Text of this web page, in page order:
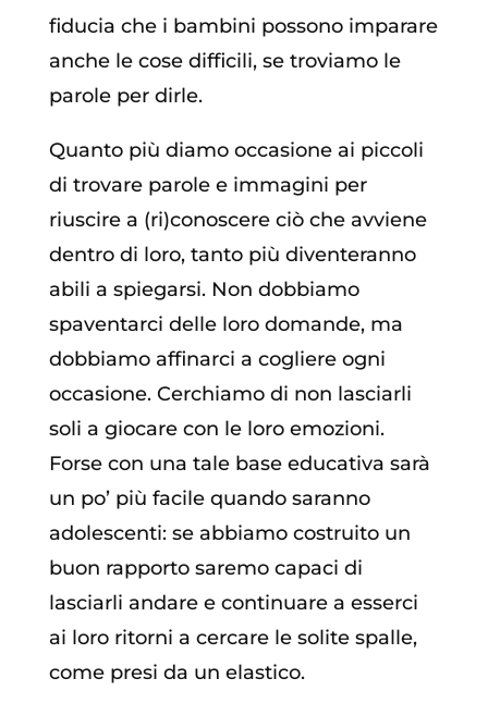
fiducia che i bambini possono imparare
anche le cose difficili, se troviamo le
parole per dirle.
Quanto più diamo occasione ai piccoli
di trovare parole e immagini per
riuscire a (ri)conoscere ciò che avviene
dentro di loro, tanto più diventeranno
abili a spiegarsi. Non dobbiamo
spaventarci delle loro domande, ma
dobbiamo affinarci a cogliere ogni
occasione. Cerchiamo di non lasciarli
soli a giocare con le loro emozioni.
Forse con una tale base educativa sarà
un po’ più facile quando saranno
adolescenti: se abbiamo costruito un
buon rapporto saremo capaci di
lasciarli andare e continuare a esserci
ai loro ritorni a cercare le solite spalle,
come presi da un elastico.